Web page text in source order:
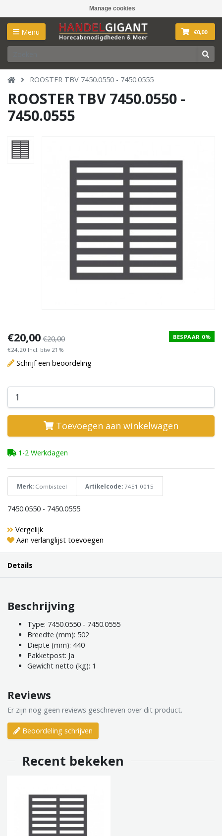
Manage cookies
Menu €0,00
ROOSTER TBV 7450.0550 - 7450.0555
ROOSTER TBV 7450.0550 -
7450.0555
€20,00 €20,00
€24,20 Incl. btw 21%
BESPAAR 0%
Schrijf een beoordeling
Toevoegen aan winkelwagen
1-2 Werkdagen
Merk: Combisteel Artikelcode: 7451.0015
7450.0550 - 7450.0555
Vergelijk
Aan verlanglijst toevoegen
Details
Beschrijving
Type: 7450.0550 - 7450.0555
Breedte (mm): 502
Diepte (mm): 440
Pakketpost: Ja
Gewicht netto (kg): 1
Reviews
Er zijn nog geen reviews geschreven over dit product.
Beoordeling schrijven
Recent bekeken